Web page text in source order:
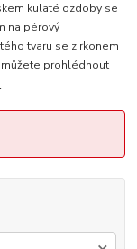
kulaté ozdoby se
na pérový
tvaru se zirkonem
můžete prohlédnout